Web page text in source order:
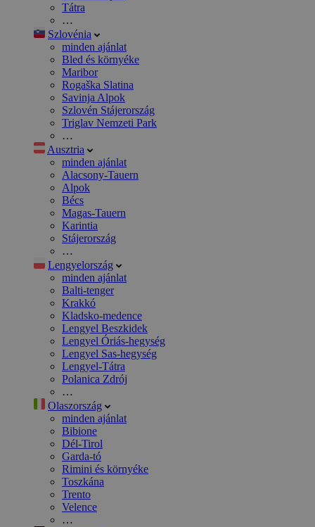
Tátra
…
Szlovénia
minden ajánlat
Bled és környéke
Maribor
Rogaška Slatina
Savinja Alpok
Szlovén Stájerország
Triglav Nemzeti Park
…
Ausztria
minden ajánlat
Alacsony-Tauern
Alpok
Bécs
Magas-Tauern
Karintia
Stájerország
…
Lengyelország
minden ajánlat
Balti-tenger
Krakkó
Kladsko-medence
Lengyel Beszkidek
Lengyel Óriás-hegység
Lengyel Sas-hegység
Lengyel-Tátra
Polanica Zdrój
…
Olaszország
minden ajánlat
Bibione
Dél-Tirol
Garda-tó
Rimini és környéke
Toszkána
Trento
Velence
…